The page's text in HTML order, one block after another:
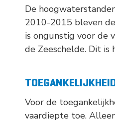
De
2010-2015 bleven
is ongunstig voor de
de Zeeschelde. Dit
Voor de
vaardiepte toe.